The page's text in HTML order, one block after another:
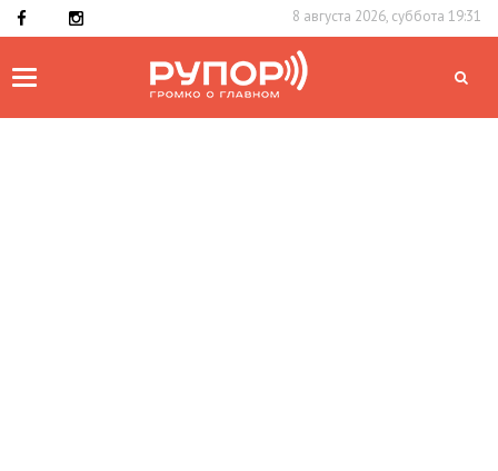
8 августа 2026, суббота 19:31
Toggle